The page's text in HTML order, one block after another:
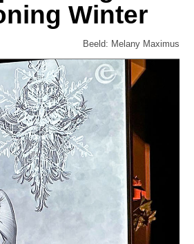
Winter
Beeld: Melany Maximus